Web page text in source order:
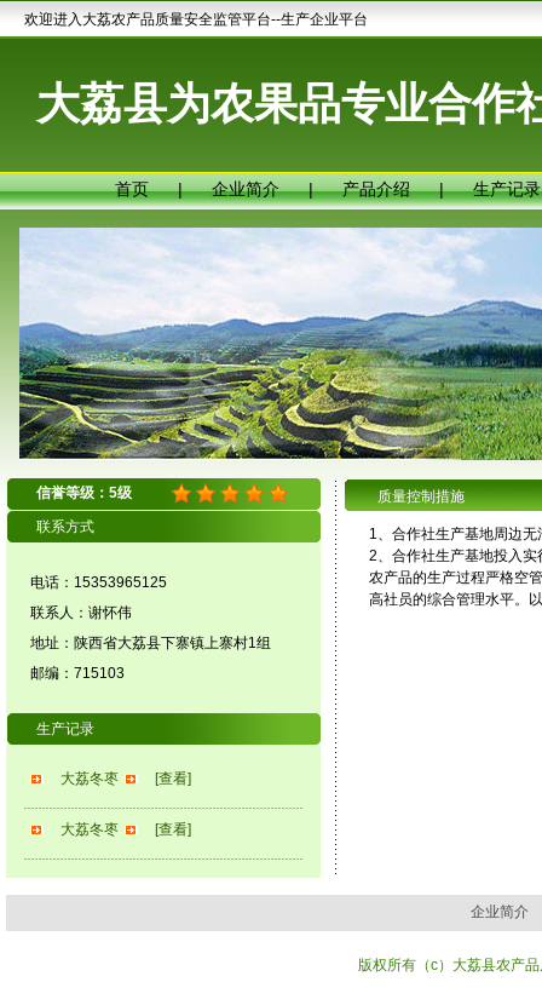
欢迎进入大荔农产品质量安全监管平台--生产企业平台
大荔县为农果品专业合作
首页 | 企业简介 | 产品介绍 | 生产记录
信誉等级：5级
联系方式
电话：15353965125
联系人：谢怀伟
地址：陕西省大荔县下寨镇上寨村1组
邮编：715103
生产记录
大荔冬枣 [查看]
大荔冬枣 [查看]
质量控制措施
1、合作社生产基地周边
2、合作社生产基地投入
农产品的生产过程严格空
高社员的综合管理水平。
企业简介
版权所有（c）大荔县农产